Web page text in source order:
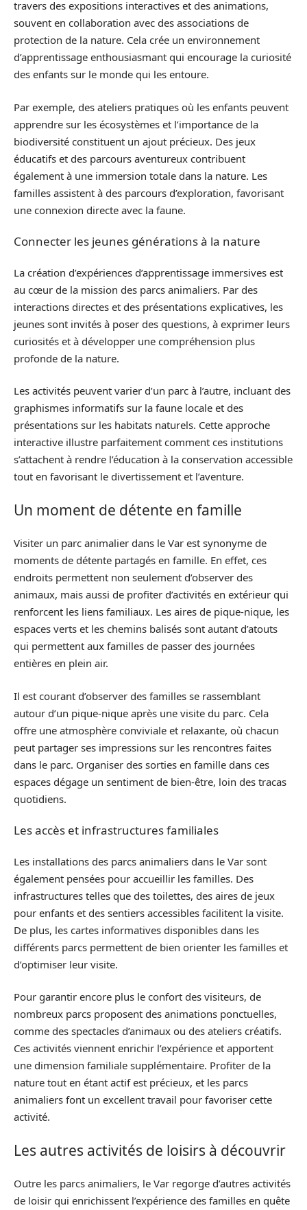
travers des expositions interactives et des animations,
souvent en collaboration avec des associations de
protection de la nature. Cela crée un environnement
d’apprentissage enthousiasmant qui encourage la curiosité
des enfants sur le monde qui les entoure.
Par exemple, des ateliers pratiques où les enfants peuvent
apprendre sur les écosystèmes et l’importance de la
biodiversité constituent un ajout précieux. Des jeux
éducatifs et des parcours aventureux contribuent
également à une immersion totale dans la nature. Les
familles assistent à des parcours d’exploration, favorisant
une connexion directe avec la faune.
Connecter les jeunes générations à la nature
La création d’expériences d’apprentissage immersives est
au cœur de la mission des parcs animaliers. Par des
interactions directes et des présentations explicatives, les
jeunes sont invités à poser des questions, à exprimer leurs
curiosités et à développer une compréhension plus
profonde de la nature.
Les activités peuvent varier d’un parc à l’autre, incluant des
graphismes informatifs sur la faune locale et des
présentations sur les habitats naturels. Cette approche
interactive illustre parfaitement comment ces institutions
s’attachent à rendre l’éducation à la conservation accessible
tout en favorisant le divertissement et l’aventure.
Un moment de détente en famille
Visiter un parc animalier dans le Var est synonyme de
moments de détente partagés en famille. En effet, ces
endroits permettent non seulement d’observer des
animaux, mais aussi de profiter d’activités en extérieur qui
renforcent les liens familiaux. Les aires de pique-nique, les
espaces verts et les chemins balisés sont autant d’atouts
qui permettent aux familles de passer des journées
entières en plein air.
Il est courant d’observer des familles se rassemblant
autour d’un pique-nique après une visite du parc. Cela
offre une atmosphère conviviale et relaxante, où chacun
peut partager ses impressions sur les rencontres faites
dans le parc. Organiser des sorties en famille dans ces
espaces dégage un sentiment de bien-être, loin des tracas
quotidiens.
Les accès et infrastructures familiales
Les installations des parcs animaliers dans le Var sont
également pensées pour accueillir les familles. Des
infrastructures telles que des toilettes, des aires de jeux
pour enfants et des sentiers accessibles facilitent la visite.
De plus, les cartes informatives disponibles dans les
différents parcs permettent de bien orienter les familles et
d’optimiser leur visite.
Pour garantir encore plus le confort des visiteurs, de
nombreux parcs proposent des animations ponctuelles,
comme des spectacles d’animaux ou des ateliers créatifs.
Ces activités viennent enrichir l’expérience et apportent
une dimension familiale supplémentaire. Profiter de la
nature tout en étant actif est précieux, et les parcs
animaliers font un excellent travail pour favoriser cette
activité.
Les autres activités de loisirs à découvrir
Outre les parcs animaliers, le Var regorge d’autres activités
de loisir qui enrichissent l’expérience des familles en quête